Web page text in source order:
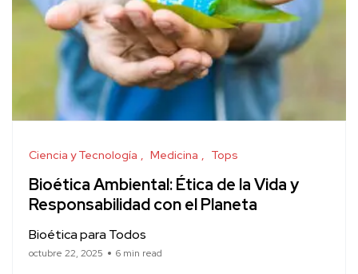
Ciencia y Tecnología Medicina Tops
Bioética Ambiental: Ética de la Vida y
Responsabilidad con el Planeta
Bioética para Todos
octubre 22, 2025 6 min read